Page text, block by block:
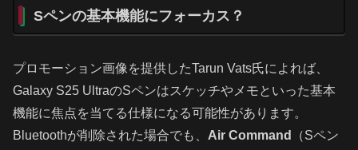
Sペンの基本機能にフォーカス？
プロモーション画像を提供したTarun Vats氏によれば、
Galaxy S25 UltraのSペンはスケッチやメモといった基本
機能に焦点を当てる仕様になる可能性があります。
Bluetoothが削除された場合でも、 Air Command
（Sペン